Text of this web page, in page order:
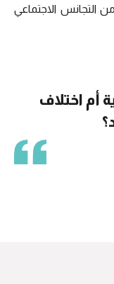
التجانس الاجتماعي
أم اختلاف